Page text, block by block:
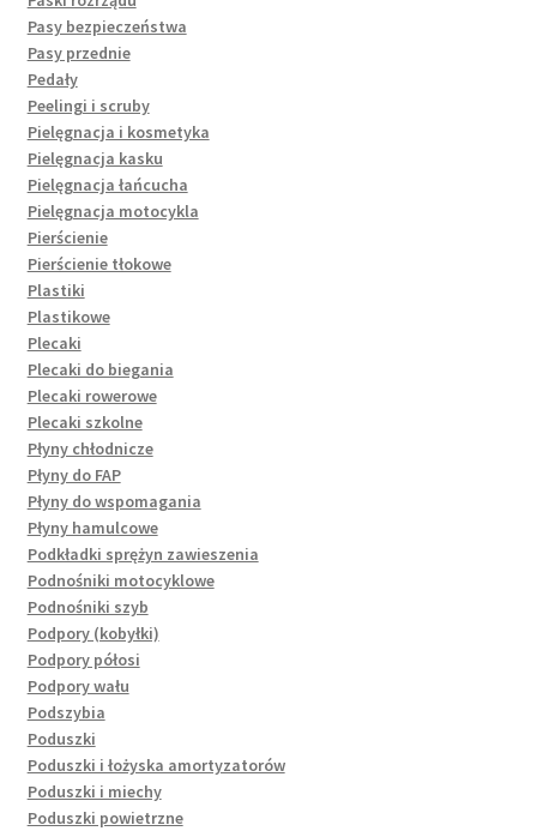
Pasy bezpieczeństwa
Pasy przednie
Pedały
Peelingi i scruby
Pielęgnacja i kosmetyka
Pielęgnacja kasku
Pielęgnacja łańcucha
Pielęgnacja motocykla
Pierścienie
Pierścienie tłokowe
Plastiki
Plastikowe
Plecaki
Plecaki do biegania
Plecaki rowerowe
Plecaki szkolne
Płyny chłodnicze
Płyny do FAP
Płyny do wspomagania
Płyny hamulcowe
Podkładki sprężyn zawieszenia
Podnośniki motocyklowe
Podnośniki szyb
Podpory (kobyłki)
Podpory półosi
Podpory wału
Podszybia
Poduszki
Poduszki i łożyska amortyzatorów
Poduszki i miechy
Poduszki powietrzne